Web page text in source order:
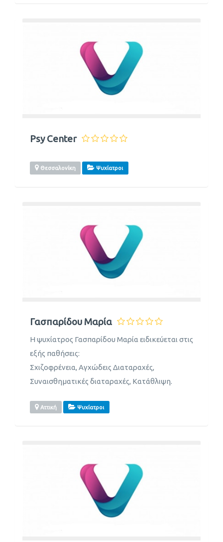
Psy Center
Θεσσαλονίκη Ψυχίατροι
Γασπαρίδου Μαρία
Η ψυχίατρος Γασπαρίδου Μαρία ειδικεύεται στις
εξής παθήσεις:
Σχιζοφρένεια, Αγχώδεις Διαταραχές,
Συναισθηματικές διαταραχές, Κατάθλιψη.
Αττική Ψυχίατροι